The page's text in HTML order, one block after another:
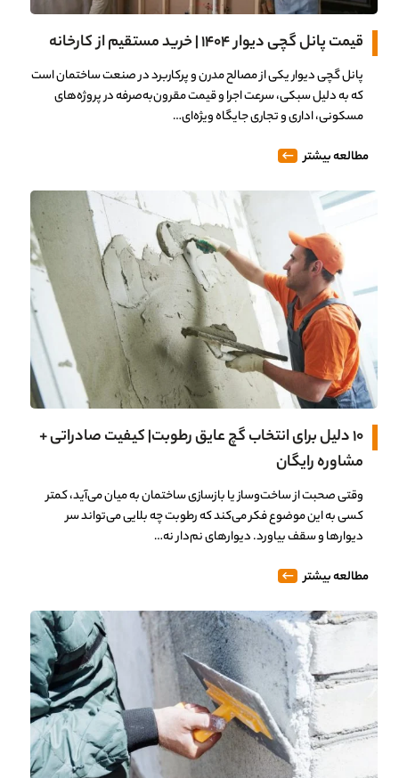
قیمت پانل گچی دیوار 1404 | خرید مستقیم از کارخانه
پانل گچی دیوار یکی از مصالح مدرن و پرکاربرد در صنعت ساختمان است
که به دلیل سبکی، سرعت اجرا و قیمت مقرون‌به‌صرفه در پروژه‌های
مسکونی، اداری و تجاری جایگاه ویژه‌ای…
مطالعه بیشتر
۱۰ دلیل برای انتخاب گچ عایق رطوبت| کیفیت صادراتی +
مشاوره رایگان
وقتی صحبت از ساخت‌وساز یا بازسازی ساختمان به میان می‌آید، کمتر
کسی به این موضوع فکر می‌کند که رطوبت چه بلایی می‌تواند سر
دیوارها و سقف بیاورد. دیوارهای نم‌دار نه…
مطالعه بیشتر